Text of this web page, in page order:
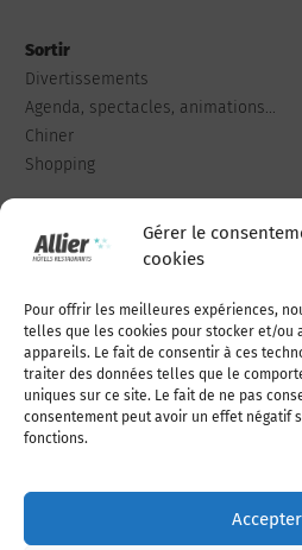
Gérer le
cookies
Pour offrir les meilleures expériences,
telles que les cookies pour stocker et/ou
appareils. Le fait de consentir à ces
traiter des données telles que le
uniques sur ce site. Le fait de ne pas
consentement peut avoir un effet négatif
fonctions.
Accepter
Sortir
Divertissements
Agenda, spectacles, animations...
Chiner
Shopping
Qui sommes-nous
Adhérer à l’association